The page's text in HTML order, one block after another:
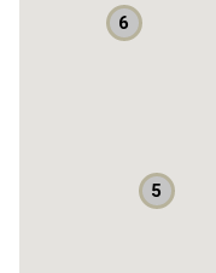
* Jalan depan lebar,
* Strategis dan bebas
* Dekat dengan
perbelanjaan, Rumah
5
6